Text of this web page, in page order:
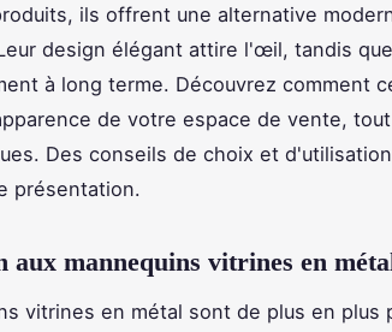
ils offrent une alternative
design élégant attire l'œil, tandis
à long terme. Découvrez comment
de votre espace de vente,
Des conseils de choix et
présentation.
mannequins vitrines en
vitrines en métal sont de plus en plus